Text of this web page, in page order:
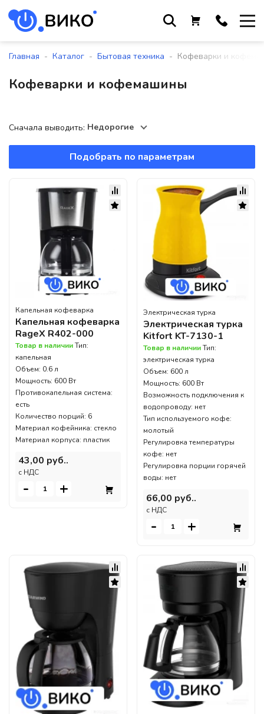
с понедельника по пятницу
+375 29 861 18 28
По всем вопросам
sales@viko-t.by
Оплата и доставка
Контакты
220118, г. Минск, ул. Крупской, д.
17, пом. 38, оф. №1
Главная - Каталог - Бытовая техника - Кофеварки и
Кофеварки и кофемашины
Сначала выводить: Недорогие
Подобрать по параметрам
Капельная кофеварка
Капельная кофеварка
RageX R402-000
Товар в наличииТип:
капельная
Объем: 0.6 л
Мощность: 600 Вт
Противокапельная система:
есть
Количество порций: 6
Материал кофейника: стекло
Материал корпуса: пластик
43,00 руб..
c НДС
- +
Электрическая турка
Электрическая турка
Kitfort KT-7130-1
Товар в наличииТип:
электрическая турка
Объем: 600 л
Мощность: 600 Вт
Возможность подключения к
водопроводу: нет
Тип используемого кофе:
молотый
Регулировка температуры
кофе: нет
Регулировка порции горячей
воды: нет
66,00 руб..
c НДС
- +